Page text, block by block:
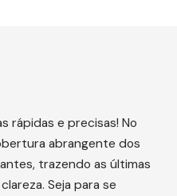
rápidas e precisas! No
abrangente dos
trazendo as últimas
Seja para se